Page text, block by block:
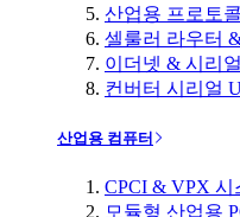
산업용 프로토
셀룰러 라우터
이더넷 & 시리
컨버터 시리얼
산업용 컴퓨터
CPCI & VPX 시
모듈형 산업용